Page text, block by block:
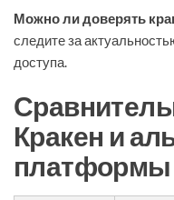
Можно ли доверять
следите за
доступа.
Кракен и
платформы